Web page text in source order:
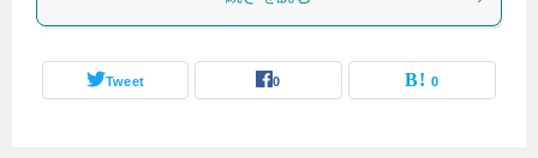
Tweet 0 0